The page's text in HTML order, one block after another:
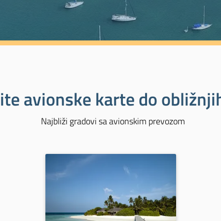
avionske karte do
Najbliži gradovi sa avionskim prevozom